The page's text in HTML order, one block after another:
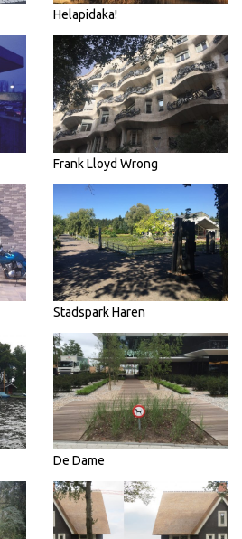
Helapidaka!
Frank Lloyd Wrong
Stadspark Haren
De Dame